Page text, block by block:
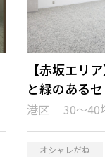
【赤坂エリ
と緑のある
港区 30～40
オシャレだね